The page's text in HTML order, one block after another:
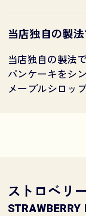
当店独自の製
当店独自の製法
パンケーキをシ
メープルシロッ
ストロベリ
STRAWBERRY